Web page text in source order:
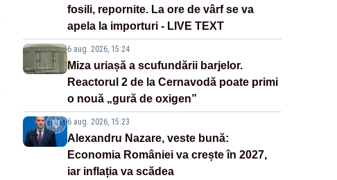
fosili, repornite. La ore de vârf se va
apela la importuri - LIVE TEXT
6 aug. 2026, 15:24
Miza uriașă a scufundării barjelor.
Reactorul 2 de la Cernavodă poate primi
o nouă „gură de oxigen”
6 aug. 2026, 15:23
Alexandru Nazare, veste bună:
Economia României va crește în 2027,
iar inflația va scădea